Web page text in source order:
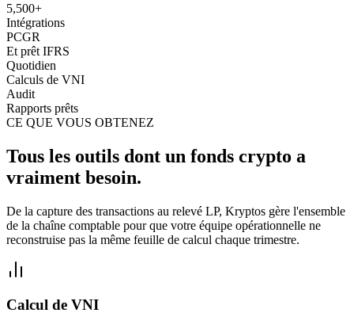
5,500+
Intégrations
PCGR
Et prêt IFRS
Quotidien
Calculs de VNI
Audit
Rapports prêts
CE QUE VOUS OBTENEZ
Tous les outils dont un fonds crypto a
vraiment besoin.
De la capture des transactions au relevé LP, Kryptos gère l'ensemble
de la chaîne comptable pour que votre équipe opérationnelle ne
reconstruise pas la même feuille de calcul chaque trimestre.
Calcul de VNI